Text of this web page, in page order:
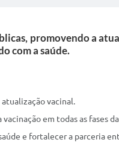
promovendo a
com a saúde.
vacinal.
em todas as fases
e fortalecer a parceria